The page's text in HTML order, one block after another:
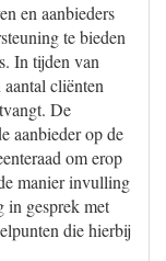
en aanbieders
te bieden
In tijden van
cliënten
De
aanbieder op de
om erop
manier invulling
in gesprek met
die hierbij